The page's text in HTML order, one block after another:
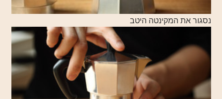
נסגור את המקינטה היטב